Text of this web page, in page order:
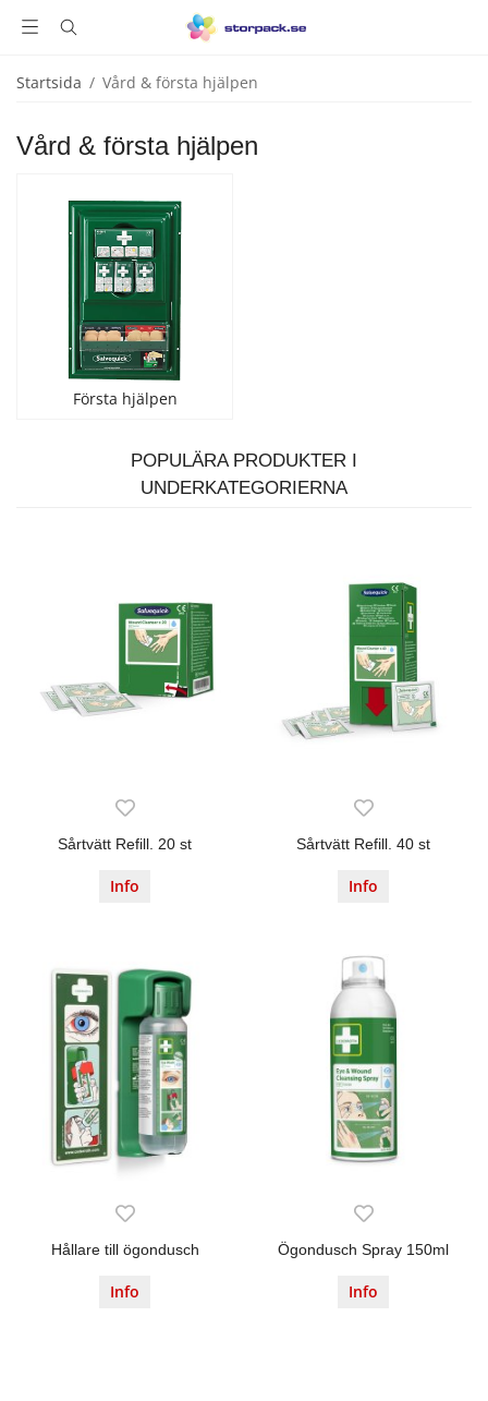
Startsida / Vård & första hjälpen
Vård & första hjälpen
Första hjälpen
POPULÄRA PRODUKTER I
UNDERKATEGORIERNA
Sårtvätt Refill. 20 st
Info
Sårtvätt Refill. 40 st
Info
Hållare till ögondusch
Info
Ögondusch Spray 150ml
Info